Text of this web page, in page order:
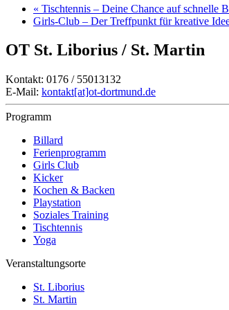
« Tischtennis – Deine Chance auf schnelle
Girls-Club – Der Treffpunkt für kreative
OT St. Liborius / St. Martin
Kontakt: 0176 / 55013132
E-Mail: kontakt[at]ot-dortmund.de
Programm
Billard
Ferienprogramm
Girls Club
Kicker
Kochen & Backen
Playstation
Soziales Training
Tischtennis
Yoga
Veranstaltungsorte
St. Liborius
St. Martin